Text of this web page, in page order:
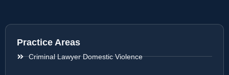
Practice Areas
Criminal Lawyer Domestic Violence